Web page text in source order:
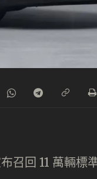
召回 11 萬輛標